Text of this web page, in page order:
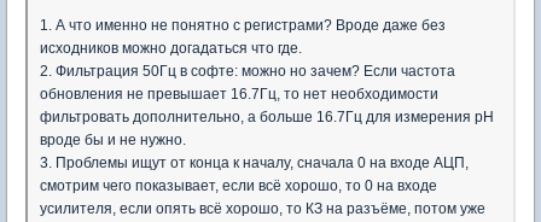
1. А что именно не понятно с регистрами? Вроде даже без
исходников можно догадаться что где.
2. Фильтрация 50Гц в софте: можно но зачем? Если частота
обновления не превышает 16.7Гц, то нет необходимости
фильтровать дополнительно, а больше 16.7Гц для измерения pH
вроде бы и не нужно.
3. Проблемы ищут от конца к началу, сначала 0 на входе АЦП,
смотрим чего показывает, если всё хорошо, то 0 на входе
усилителя, если опять всё хорошо, то КЗ на разъёме, потом уже